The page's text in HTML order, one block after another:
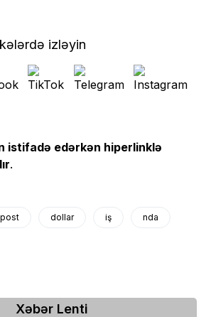
izləyin
istifadə edərkən hiperlinklə
.
dollar iş nda
Xəbər Lenti